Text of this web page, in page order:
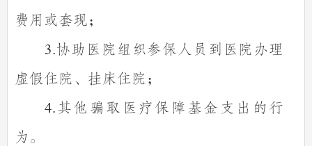
费用或套现；
3.协助医院组织参保人员到医院办理
虚假住院、挂床住院；
4.其他骗取医疗保障基金支出的行
为。